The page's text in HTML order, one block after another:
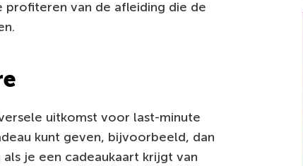
van de afleiding die de
uitkomst voor last-minute
kunt geven, bijvoorbeeld, dan
je een cadeaukaart krijgt van